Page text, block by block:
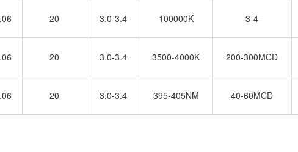
20 3.0-3.4 100000K 3-4
20 3.0-3.4 3500-4000K 200-300MCD
20 3.0-3.4 395-405NM 40-60MCD